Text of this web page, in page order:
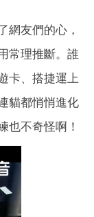
網友們的心，
常理推斷。誰
卡、搭捷運上
貓都悄悄進化
也不奇怪啊！